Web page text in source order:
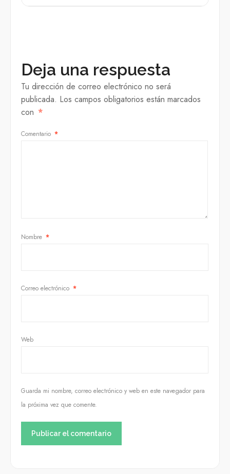
Deja una respuesta
Tu dirección de correo electrónico no será
publicada. Los campos obligatorios están marcados
con *
Comentario *
Nombre *
Correo electrónico *
Web
Guarda mi nombre, correo electrónico y web en este navegador para
la próxima vez que comente.